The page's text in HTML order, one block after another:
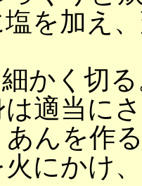
を加え
かく切
適当に
んを作
にかけ